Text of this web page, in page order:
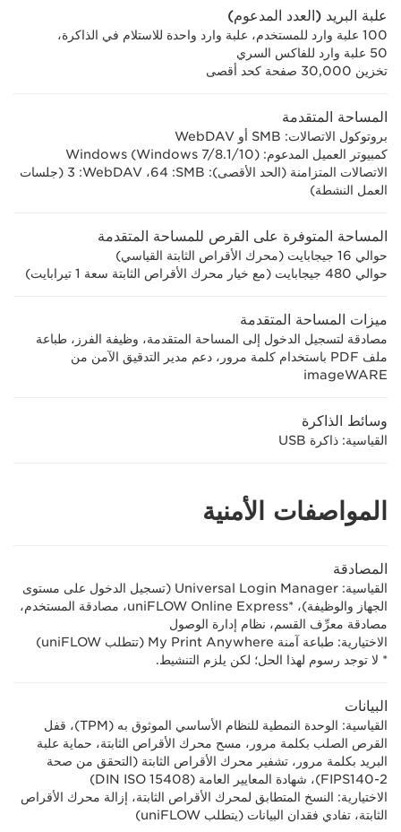
علبة البريد (العدد المدعوم)
100 علبة وارد للمستخدم، علبة وارد واحدة للاستلام في الذاكرة،
50 علبة وارد للفاكس السري
تخزين 30,000 صفحة كحد أقصى
المساحة المتقدمة
بروتوكول الاتصالات: SMB أو WebDAV
كمبيوتر العميل المدعوم: Windows (Windows 7/8.1/10)
الاتصالات المتزامنة (الحد الأقصى): SMB‏: 64، WebDAV‏: 3 (جلسات
العمل النشطة)
المساحة المتوفرة على القرص للمساحة المتقدمة
حوالي 16 جيجابايت (محرك الأقراص الثابتة القياسي)
حوالي 480 جيجابايت (مع خيار محرك الأقراص الثابتة سعة 1 تيرابايت)
ميزات المساحة المتقدمة
مصادقة لتسجيل الدخول إلى المساحة المتقدمة، وظيفة الفرز، طباعة
ملف PDF باستخدام كلمة مرور، دعم مدير التدقيق الآمن من
imageWARE
وسائط الذاكرة
القياسية: ذاكرة USB
المواصفات الأمنية
المصادقة
القياسية: Universal Login Manager (تسجيل الدخول على مستوى
الجهاز والوظيفة)، uniFLOW Online Express*‎، مصادقة المستخدم،
مصادقة معرِّف القسم، نظام إدارة الوصول
الاختيارية: طباعة آمنة My Print Anywhere (تتطلب uniFLOW)
* لا توجد رسوم لهذا الحل؛ لكن يلزم التنشيط.
البيانات
القياسية: الوحدة النمطية للنظام الأساسي الموثوق به (TPM)، قفل
القرص الصلب بكلمة مرور، مسح محرك الأقراص الثابتة، حماية علبة
البريد بكلمة مرور، تشفير محرك الأقراص الثابتة (التحقق من صحة
FIPS140-2)، شهادة المعايير العامة (DIN ISO 15408)
الاختيارية: النسخ المتطابق لمحرك الأقراص الثابتة، إزالة محرك الأقراص
الثابتة، تفادي فقدان البيانات (يتطلب uniFLOW)